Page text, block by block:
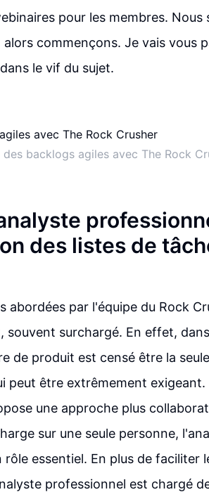
pour les membres. Nous
commençons. Je vais vous
le vif du sujet.
backlogs agiles avec The Rock
des listes de
abordées par l'équipe du Rock
souvent surchargé. En effet,
de produit est censé être la
peut être extrêmement exigeant.
une approche plus
sur une seule personne,
essentiel. En plus de faciliter
professionnel est chargé